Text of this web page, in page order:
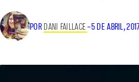
POR DANI FAILLACE–5 DE ABRIL,